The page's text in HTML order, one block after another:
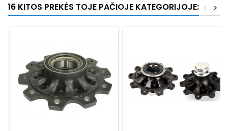
16 KITOS PREKĖS TOJE PAČIOJE KATEGORIJOJE: >
<